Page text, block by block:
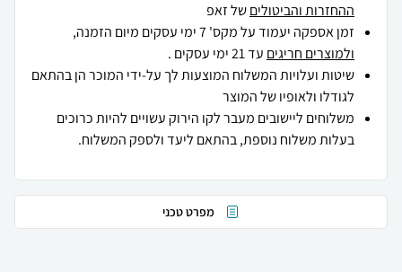
ההחזרות והביטוליםשל זאפ
זמן אספקה יעמוד על מקס' 7 ימי עסקים מיום הזמנה,
ולמוצרים חריגים עד 21 ימי עסקים .
שיטות ועלויות המשלוח המוצעות לך על-ידי המוכר הן בהתאם
לגודלו ולאופיו של המוצר
משלוחים ליישובים מעבר לקו הירוק עשויים להיות כרוכים
בעלות משלוח נוספת, בהתאם ליעד ולספק המשלוח.
מפרט טכני